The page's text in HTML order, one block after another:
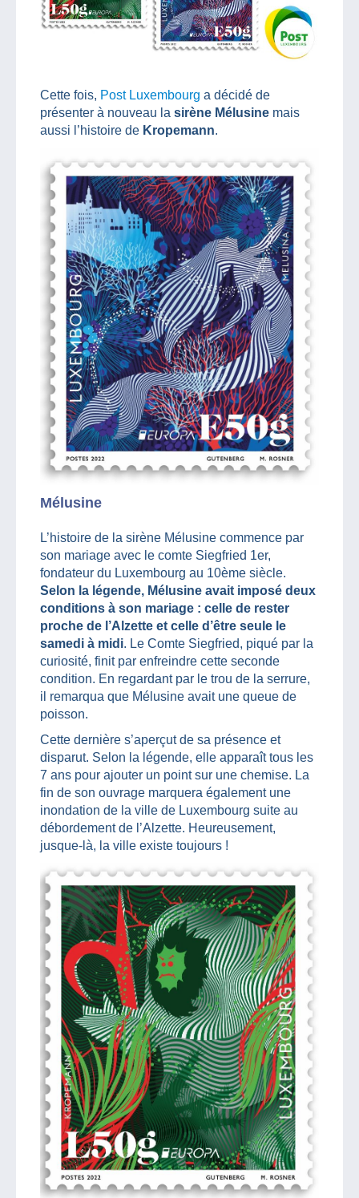
Cette fois, Post Luxembourg a décidé de
présenter à nouveau la sirène Mélusine mais
aussi l’histoire de Kropemann.
Mélusine
L’histoire de la sirène Mélusine commence par
son mariage avec le comte Siegfried 1er,
fondateur du Luxembourg au 10ème siècle.
Selon la légende, Mélusine avait imposé deux
conditions à son mariage : celle de rester
proche de l’Alzette et celle d’être seule le
samedi à midi. Le Comte Siegfried, piqué par la
curiosité, finit par enfreindre cette seconde
condition. En regardant par le trou de la serrure,
il remarqua que Mélusine avait une queue de
poisson.
Cette dernière s’aperçut de sa présence et
disparut. Selon la légende, elle apparaît tous les
7 ans pour ajouter un point sur une chemise. La
fin de son ouvrage marquera également une
inondation de la ville de Luxembourg suite au
débordement de l’Alzette. Heureusement,
jusque-là, la ville existe toujours !